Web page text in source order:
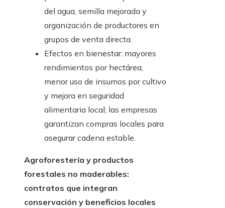
del agua, semilla mejorada y
organización de productores en
grupos de venta directa.
Efectos en bienestar: mayores
rendimientos por hectárea,
menor uso de insumos por cultivo
y mejora en seguridad
alimentaria local; las empresas
garantizan compras locales para
asegurar cadena estable.
Agroforestería y productos
forestales no maderables:
contratos que integran
conservación y beneficios locales